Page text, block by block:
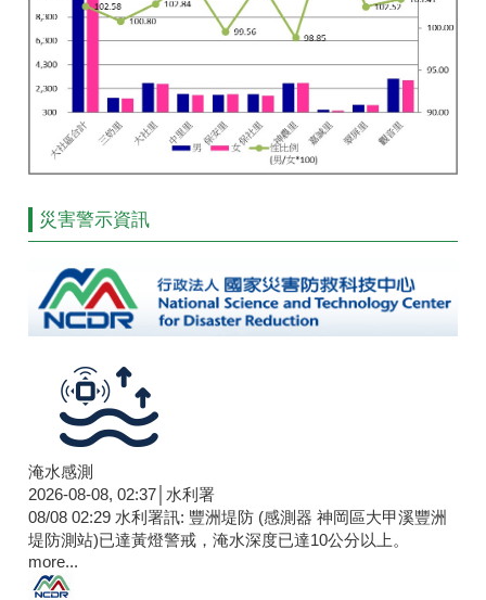
災害警示資訊
淹水感測
2026-08-08, 02:37│水利署
08/08 02:29 水利署訊: 豐洲堤防 (感測器 神岡區大甲溪豐洲
堤防測站)已達黃燈警戒，淹水深度已達10公分以上。​​​
more...